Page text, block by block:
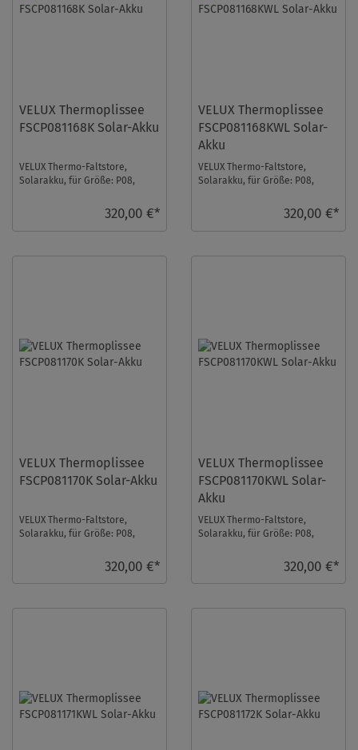
VELUX Thermoplissee
FSCP081168K Solar-Akku
VELUX Thermo-Faltstore,
Solarakku, für Größe: P08,
320,00 €*
VELUX Thermoplissee
FSCP081168KWL Solar-
Akku
VELUX Thermo-Faltstore,
Solarakku, für Größe: P08,
Schiene, io-homecont ...320,00 €*
VELUX Thermoplissee
FSCP081170K Solar-Akku
VELUX Thermo-Faltstore,
Solarakku, für Größe: P08,
320,00 €*
VELUX Thermoplissee
FSCP081170KWL Solar-
Akku
VELUX Thermo-Faltstore,
Solarakku, für Größe: P08,
Schiene, io-homecont ...320,00 €*